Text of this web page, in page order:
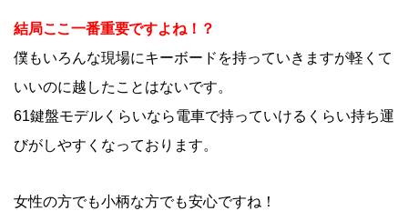
結局ここ一番重要ですよね！？
僕もいろんな現場にキーボードを持っていきますが軽くて
いいのに越したことはないです。
61鍵盤モデルくらいなら電車で持っていけるくらい持ち運
びがしやすくなっております。
女性の方でも小柄な方でも安心ですね！